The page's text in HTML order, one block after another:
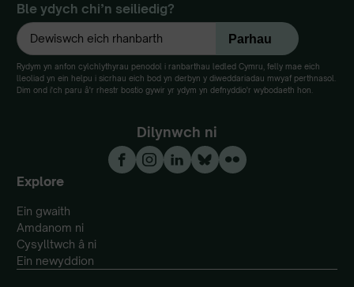
Ble ydych chi’n seiliedig?
Rydym yn anfon cylchlythyrau penodol i ranbarthau ledled Cymru, felly mae eich
lleoliad yn ein helpu i sicrhau eich bod yn derbyn y diweddariadau mwyaf perthnasol.
Dim ond i'ch paru â'r rhestr bostio gywir yr ydym yn defnyddio'r wybodaeth hon.
Dilynwch ni
Explore
Ein gwaith
Amdanom ni
Cysylltwch â ni
Ein newyddion